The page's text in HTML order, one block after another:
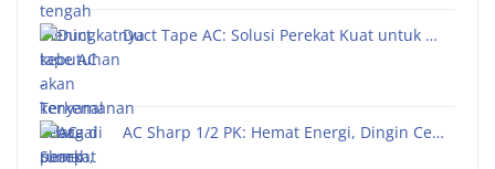
Duct Tape AC: Solusi Perekat Kuat untuk …
AC Sharp 1/2 PK: Hemat Energi, Dingin Ce…